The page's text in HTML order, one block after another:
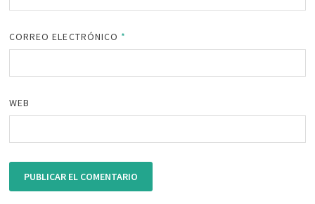
CORREO ELECTRÓNICO *
WEB